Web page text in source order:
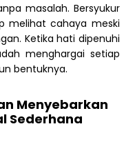
masalah. Bersyukur
melihat cahaya meski
Ketika hati dipenuhi
menghargai setiap
bentuknya.
Menyebarkan
Sederhana